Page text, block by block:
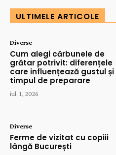
ULTIMELE ARTICOLE
Diverse
Cum alegi cărbunele de
grătar potrivit: diferențele
care influențează gustul și
timpul de preparare
iul. 1, 2026
Diverse
Ferme de vizitat cu copiii
lângă București